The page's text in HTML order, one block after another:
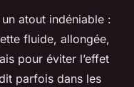
atout indéniable :
fluide, allongée,
pour éviter l’effet
parfois dans les